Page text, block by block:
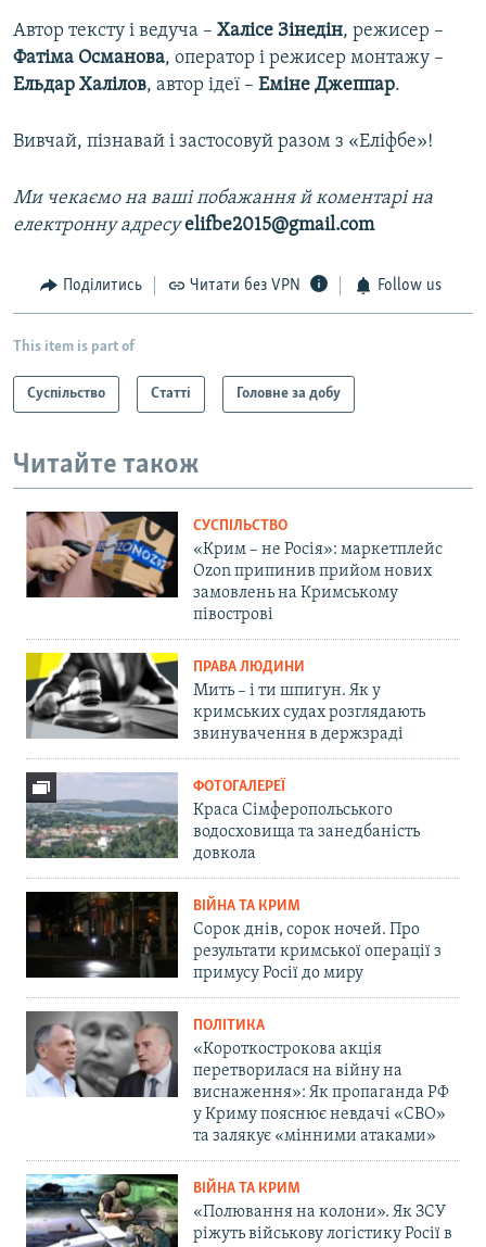
Автор тексту і ведуча – Халісе Зінедін, режисер –
Фатіма Османова, оператор і режисер монтажу –
Ельдар Халілов, автор ідеї – Еміне Джеппар.
Вивчай, пізнавай і застосовуй разом з «Еліфбе»!
Ми чекаємо на ваші побажання й коментарі на
електронну адресу elifbe2015@gmail.com
Поділитись Читати без VPN Follow us
This item is part of
Суспільство Статті Головне за добу
Читайте також
СУСПІЛЬСТВО
«Крим – не Росія»: маркетплейс
Ozon припинив прийом нових
замовлень на Кримському
півострові
ПРАВА ЛЮДИНИ
Мить – і ти шпигун. Як у
кримських судах розглядають
звинувачення в держзраді
ФОТОГАЛЕРЕЇ
Краса Сімферопольського
водосховища та занедбаність
довкола
ВІЙНА ТА КРИМ
Сорок днів, сорок ночей. Про
результати кримської операції з
примусу Росії до миру
ПОЛІТИКА
«Короткострокова акція
перетворилася на війну на
виснаження»: Як пропаганда РФ
у Криму пояснює невдачі «СВО»
та залякує «мінними атаками»
ВІЙНА ТА КРИМ
«Полювання на колони». Як ЗСУ
ріжуть військову логістику Росії в